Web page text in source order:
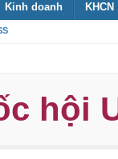
Kinh doanh KHCN
hội